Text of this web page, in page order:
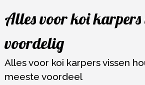
naar
inhoud
Alles voor koi karpers
voordelig
Alles voor koi karpers vissen
meeste voordeel